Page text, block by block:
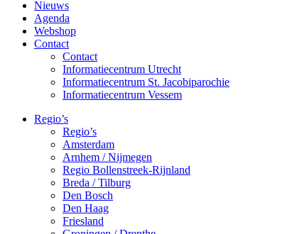
Nieuws
Agenda
Webshop
Contact
Contact
Informatiecentrum Utrecht
Informatiecentrum St. Jacobiparochie
Informatiecentrum Vessem
Regio’s
Regio’s
Amsterdam
Arnhem / Nijmegen
Regio Bollenstreek-Rijnland
Breda / Tilburg
Den Bosch
Den Haag
Friesland